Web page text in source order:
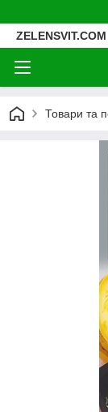
ZELENSVIT.COM
Товари та